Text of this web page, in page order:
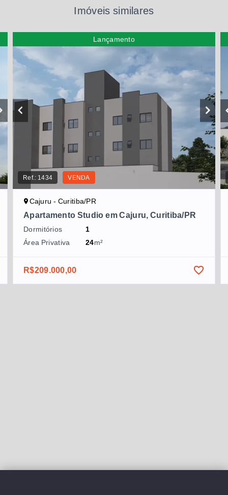
Imóveis similares
Lançamento
Ref.: 1434 VENDA
Cajuru - Curitiba/PR
Apartamento Studio em Cajuru, Curitiba/PR
Dormitórios
1
Área Privativa
24m²
R$209.000,00